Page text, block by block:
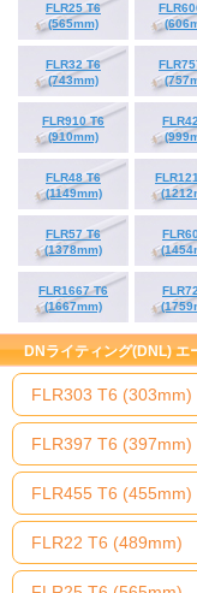
FLR25 T6
(565mm)
FLR32 T6
(743mm)
FLR910 T6
(910mm)
FLR48 T6
(1149mm)
FLR57 T6
(1378mm)
FLR1667 T6
(1667mm)
DNライティング(DNL) エ
FLR303 T6 (303mm)
FLR397 T6 (397mm)
FLR455 T6 (455mm)
FLR22 T6 (489mm)